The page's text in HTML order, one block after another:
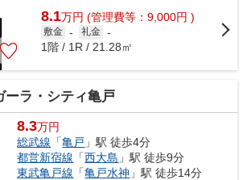
8.1万円 (管理費等：9,000円 )
敷金 - 礼金 -
1階 / 1R / 21.28㎡
ーラ・シティ亀戸
8.3万円
総武線 「亀戸 」駅 徒歩4分
都営新宿線 「西大島 」駅 徒歩9分
東武亀戸線 「亀戸水神 」駅 徒歩14分